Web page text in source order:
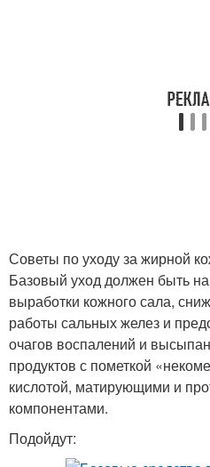
Советы по уходу за жирной
Базовый уход должен быть
выработки кожного сала,
работы сальных желез и
очагов воспалений и
продуктов с пометкой
кислотой, матирующими и
компонентами.
Подойдут: